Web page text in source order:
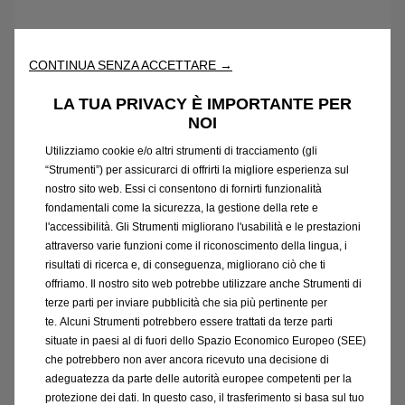
PACCHETTI: L'OFFERTA COMPLETA
"Mi piace avere la comodità di un servizio "all
inclusive".
CONTINUA SENZA ACCETTARE →
LA TUA PRIVACY È IMPORTANTE PER
NOI
Utilizziamo cookie e/o altri strumenti di tracciamento (gli
“Strumenti”) per assicurarci di offrirti la migliore esperienza sul
nostro sito web. Essi ci consentono di fornirti funzionalità
fondamentali come la sicurezza, la gestione della rete e
l'accessibilità. Gli Strumenti migliorano l'usabilità e le prestazioni
attraverso varie funzioni come il riconoscimento della lingua, i
risultati di ricerca e, di conseguenza, migliorano ciò che ti
offriamo. Il nostro sito web potrebbe utilizzare anche Strumenti di
terze parti per inviare pubblicità che sia più pertinente per
te. Alcuni Strumenti potrebbero essere trattati da terze parti
situate in paesi al di fuori dello Spazio Economico Europeo (SEE)
che potrebbero non aver ancora ricevuto una decisione di
adeguatezza da parte delle autorità europee competenti per la
protezione dei dati. In questo caso, il trasferimento si basa sul tuo